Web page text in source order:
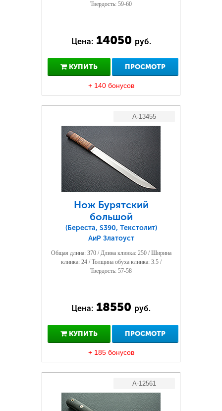
Твердость: 59-60
Цена: 14050 руб.
КУПИТЬ ПРОСМОТР
+ 140 бонусов
A-13455
Нож Бурятский
большой
(Береста, S390, Текстолит)
АиР Златоуст
Общая длина: 370 / Длина клинка: 250 / Ширина
клинка: 24 / Толщина обуха клинка: 3.5 /
Твердость: 57-58
Цена: 18550 руб.
КУПИТЬ ПРОСМОТР
+ 185 бонусов
A-12561